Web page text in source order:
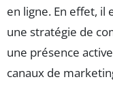
en ligne. En effet, il
une stratégie de
une présence
canaux de